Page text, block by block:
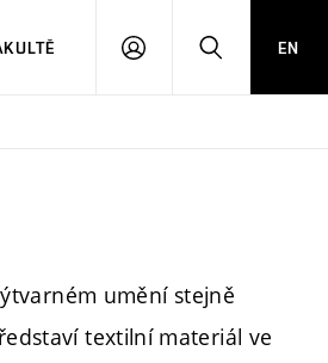
PŘIHLÁSITHLEDAT
EN
umění stejně
textilní materiál ve